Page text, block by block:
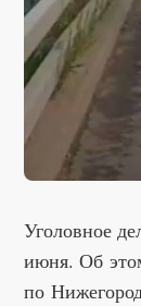
Уголовное
июня. Об
по